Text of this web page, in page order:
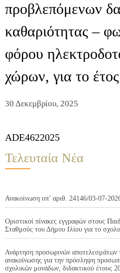
προβλεπόμενων
καθαριότητας –
φόρου
χώρων, για το
30 Δεκεμβρίου, 2025
ADE4622025
Τελευταία Νέα
Ανακοίνωση υπ’ αριθ. 24146/03-07-
Οριστικοί πίνακες εγγραφών στους
Σταθμούς του Δήμου Ιλίου για το
Ανάρτηση προσωρινών αποτελεσμάτων
ανακοίνωσης για την πρόσληψη
σχολικών μονάδων, διδακτικού έτους